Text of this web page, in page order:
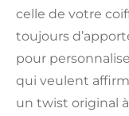
celle de votre
toujours
pour
qui veulent
un twist original